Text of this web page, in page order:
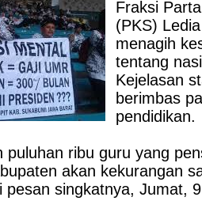
Fraksi
(PKS)
menagih
tentang
Kejelasan
berimbas
pendidikan.
puluhan ribu guru yang
akan kekurangan
pesan singkatnya, Jumat,